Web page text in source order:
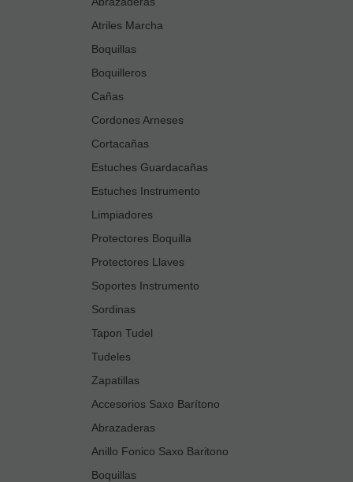
Atriles Marcha
Boquillas
Boquilleros
Cañas
Cordones Arneses
Cortacañas
Estuches Guardacañas
Estuches Instrumento
Limpiadores
Protectores Boquilla
Protectores Llaves
Soportes Instrumento
Sordinas
Tapon Tudel
Tudeles
Zapatillas
Accesorios Saxo Barítono
Abrazaderas
Anillo Fonico Saxo Baritono
Boquillas